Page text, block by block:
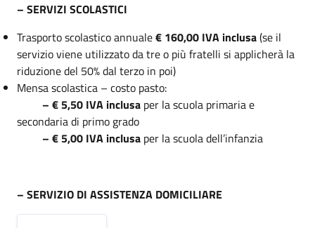
– SERVIZI SCOLASTICI
Trasporto scolastico annuale€ 160,00 IVA inclusa(se il
servizio viene utilizzato da tre o più fratelli si applicherà la
riduzione del 50% dal terzo in poi)
Mensa scolastica – costo pasto:
– € 5,50 IVA inclusa per la scuola primaria e
secondaria di primo grado
– € 5,00 IVA inclusa per la scuola dell’infanzia
– SERVIZIO DI ASSISTENZA DOMICILIARE